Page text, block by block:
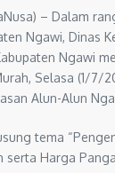
– Dalam
Ngawi, Dinas
Ngawi
Selasa (1/7/
Alun-Alun
tema
serta Harga